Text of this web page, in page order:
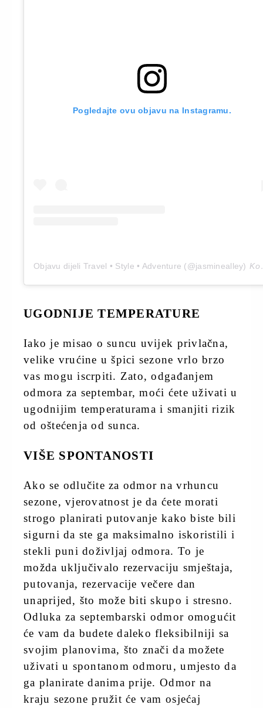
Pogledajte ovu objavu na Instagramu.
Objavu dijeli Travel • Style • Adventure (@jasminealley) Kol 25, 2020 u 8:18 PDT
UGODNIJE TEMPERATURE
Iako je misao o suncu uvijek privlačna,
velike vrućine u špici sezone vrlo brzo
vas mogu iscrpiti. Zato, odgađanjem
odmora za septembar, moći ćete uživati u
ugodnijim temperaturama i smanjiti rizik
od oštećenja od sunca.
VIŠE SPONTANOSTI
Ako se odlučite za odmor na vrhuncu
sezone, vjerovatnost je da ćete morati
strogo planirati putovanje kako biste bili
sigurni da ste ga maksimalno iskoristili i
stekli puni doživljaj odmora. To je
možda uključivalo rezervaciju smještaja,
putovanja, rezervacije večere dan
unaprijed, što može biti skupo i stresno.
Odluka za septembarski odmor omogućit
će vam da budete daleko fleksibilniji sa
svojim planovima, što znači da možete
uživati u spontanom odmoru, umjesto da
ga planirate danima prije. Odmor na
kraju sezone pružit će vam osjećaj